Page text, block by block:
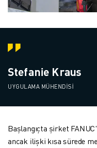
Stefanie Kraus
UYGULAMA MÜHENDISI
Başlangıçta şirket
ancak ilişki kısa sürede